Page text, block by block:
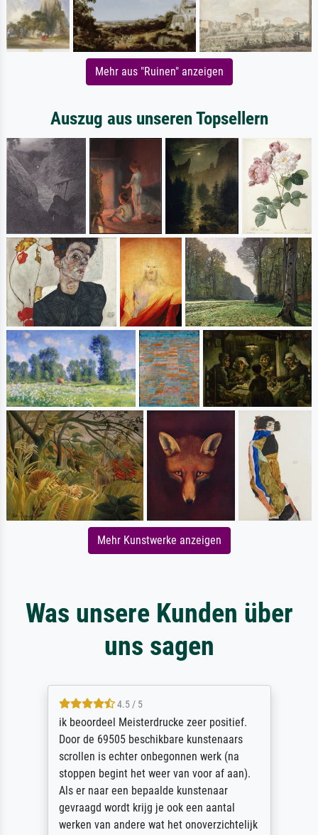
Mehr aus "Ruinen" anzeigen
Auszug aus unseren Topsellern
Mehr Kunstwerke anzeigen
Was unsere Kunden über
uns sagen
4.5 / 5
ik beoordeel Meisterdrucke zeer positief.
Door de 69505 beschikbare kunstenaars
scrollen is echter onbegonnen werk (na
stoppen begint het weer van voor af aan).
Als er naar een bepaalde kunstenaar
gevraagd wordt krijg je ook een aantal
werken van andere wat het onoverzichtelijk